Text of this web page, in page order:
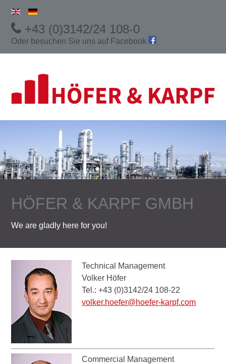
+43 (0)3142/24 108-0
Oder besuchen Sie uns auf Facebook
HÖFER & KARPF GMBH
We are gladly here for you!
Technical Management
Volker Höfer
Tel.: +43 (0)3142/24 108-22
volker.hoefer@hoefer-karpf.com
Commercial Management